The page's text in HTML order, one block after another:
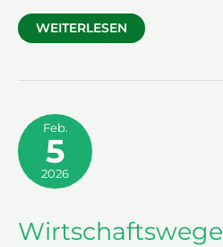
SPORTPLATZ
WEITERLESEN
Feb.
5
2026
Wirtschaftswege